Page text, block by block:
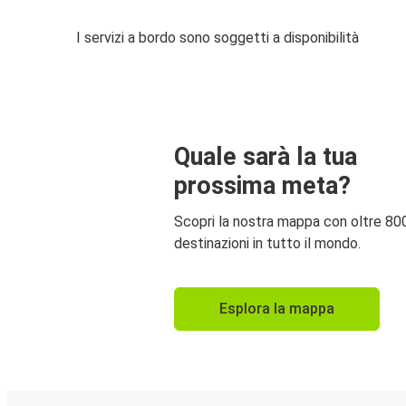
I servizi a bordo sono soggetti a disponibilità
Quale sarà la tua
prossima meta?
Scopri la nostra mappa con oltre
destinazioni in tutto il mondo.
Esplora la mappa